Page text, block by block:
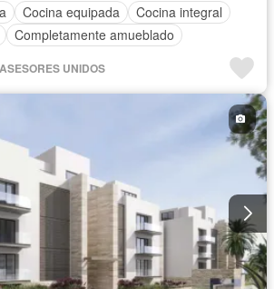
Cocina equipada
Cocina integral
Completamente amueblado
UNIDOS